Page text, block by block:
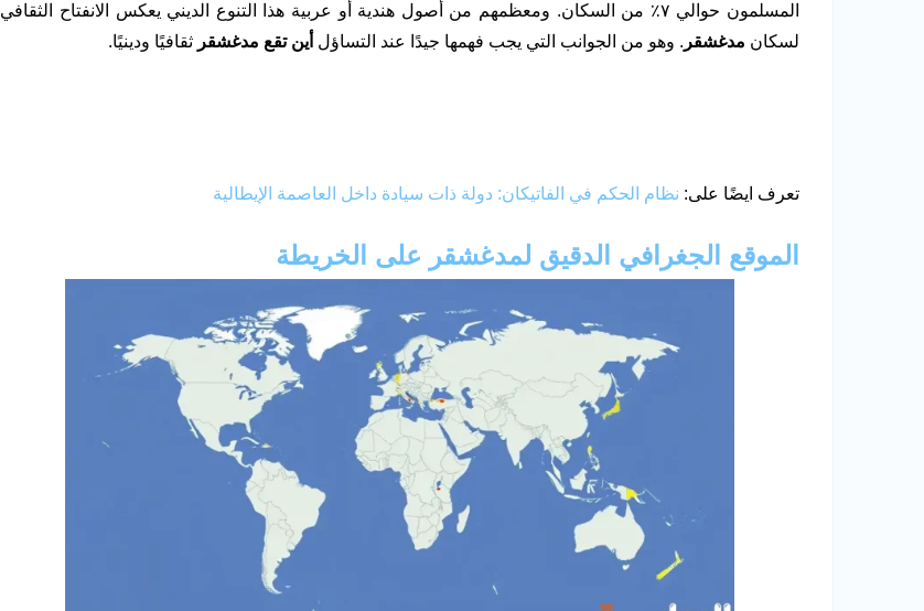
المسلمون حوالي ٧٪ من السكان. ومعظمهم من أصول هندية أو عربية هذا التنوع الديني يعكس الانفتاح الثقافي
لسكان مدغشقر . وهو من الجوانب التي يجب فهمها جيدًا عند التساؤل أين تقع مدغشقر ثقافيًا ودينيًا.
تعرف ايضًا على: نظام الحكم في الفاتيكان: دولة ذات سيادة داخل العاصمة الإيطالية
الموقع الجغرافي الدقيق لمدغشقر على الخريطة